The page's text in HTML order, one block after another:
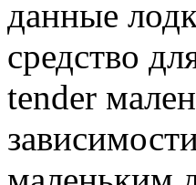
данные
средство
tender